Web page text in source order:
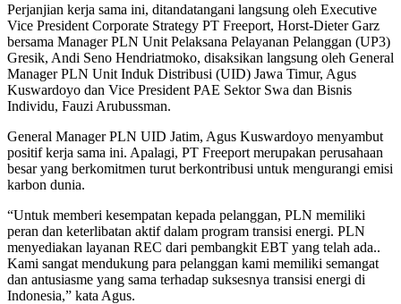
Perjanjian kerja sama ini, ditandatangani langsung oleh Executive
Vice President Corporate Strategy PT Freeport, Horst-Dieter Garz
bersama Manager PLN Unit Pelaksana Pelayanan Pelanggan (UP3)
Gresik, Andi Seno Hendriatmoko, disaksikan langsung oleh General
Manager PLN Unit Induk Distribusi (UID) Jawa Timur, Agus
Kuswardoyo dan Vice President PAE Sektor Swa dan Bisnis
Individu, Fauzi Arubussman.
General Manager PLN UID Jatim, Agus Kuswardoyo menyambut
positif kerja sama ini. Apalagi, PT Freeport merupakan perusahaan
besar yang berkomitmen turut berkontribusi untuk mengurangi emisi
karbon dunia.
“Untuk memberi kesempatan kepada pelanggan, PLN memiliki
peran dan keterlibatan aktif dalam program transisi energi. PLN
menyediakan layanan REC dari pembangkit EBT yang telah ada..
Kami sangat mendukung para pelanggan kami memiliki semangat
dan antusiasme yang sama terhadap suksesnya transisi energi di
Indonesia,” kata Agus.